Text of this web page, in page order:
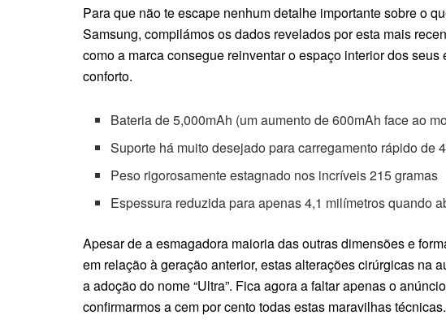
Para que não te escape nenhum detalhe importante sobre o
Samsung, compilámos os dados revelados por esta mais
como a marca consegue reinventar o espaço interior dos
conforto.
Bateria de 5,000mAh (um aumento de 600mAh face ao
Suporte há muito desejado para carregamento rápido de
Peso rigorosamente estagnado nos incríveis 215 gramas
Espessura reduzida para apenas 4,1 milímetros quando
Apesar de a esmagadora maioria das outras dimensões e
em relação à geração anterior, estas alterações cirúrgicas na
a adoção do nome “Ultra”. Fica agora a faltar apenas o
confirmarmos a cem por cento todas estas maravilhas técnicas.